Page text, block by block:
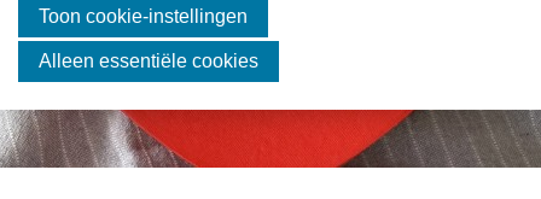
J
u
Vacatures
Contact
Lid worden
Toon cookie-instellingen
Alleen essentiële cookies